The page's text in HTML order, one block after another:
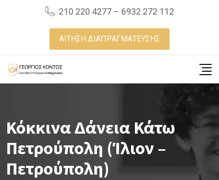
210 220 4277 – 6932 272 112
ΑΙΤΗΣΗ ΔΙΑΠΡΑΓΜΑΤΕΥΣΗΣ
Κόκκινα Δάνεια Κάτω
Πετρούπολη (Ίλιον –
Πετρούπολη)